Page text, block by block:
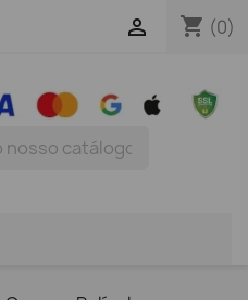
shopping_cart (0)
